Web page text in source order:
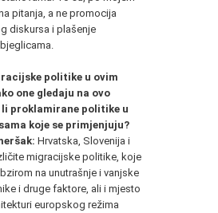
pitanja, a ne promocija
diskursa i plašenje
politike u ovim
one gledaju na ovo
li proklamirane politike u
koje se primjenjuju?
Hrvatska, Slovenija i
migracijske politike, koje
na unutrašnje i vanjske
i druge faktore, ali i mjesto
europskog režima